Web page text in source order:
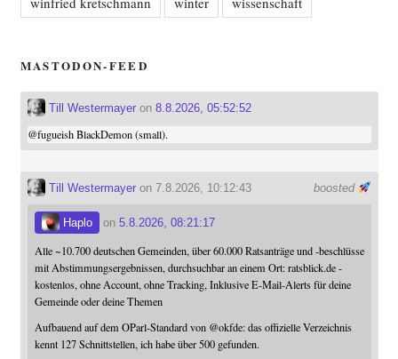
MASTODON-FEED
Till Westermayeron 8.8.2026, 05:52:52
@fugueishBlackDemon (small).
boosted
Till Westermayeron 7.8.2026, 10:12:43
Haplo on 5.8.2026, 08:21:17
Alle ~10.700 deutschen Gemeinden, über 60.000 Ratsanträge und -beschlüsse
mit Abstimmungsergebnissen, durchsuchbar an einem Ort: ratsblick.de -
kostenlos, ohne Account, ohne Tracking, Inklusive E-Mail-Alerts für deine
Gemeinde oder deine Themen
Aufbauend auf dem OParl-Standard von @okfde: das offizielle Verzeichnis
kennt 127 Schnittstellen, ich habe über 500 gefunden.